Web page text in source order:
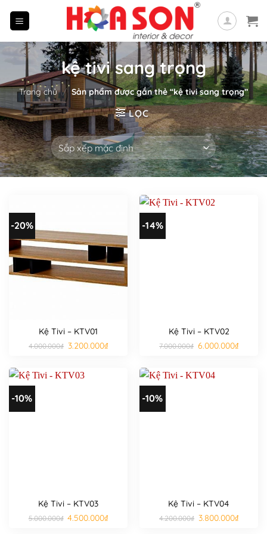
kệ tivi sang trọng
Trang chủ / Sản phẩm được gắn thẻ “kệ tivi sang trọng”
LỌC
-20%
Kệ Tivi – KTV01
4.000.000₫ Giá
gốc
3.200.000₫Giá
hiện
3.200.000₫.
-14%
Kệ Tivi – KTV02
7.000.000₫ Giá
gốc
6.000.000₫Giá
hiện
-10%
Kệ Tivi – KTV03
5.000.000₫ Giá
gốc
4.500.000₫Giá
hiện
-10%
Kệ Tivi – KTV04
4.200.000₫ Giá
gốc
3.800.000₫Giá
hiện